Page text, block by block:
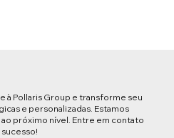
à Pollaris Group e transforme seu
e personalizadas. Estamos
próximo nível. Entre em contato
sucesso!